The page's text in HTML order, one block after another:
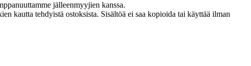
jälleenmyyjien kanssa.
kautta tehdyistä ostoksista. Sisältöä ei saa kopioida tai käyttää ilman